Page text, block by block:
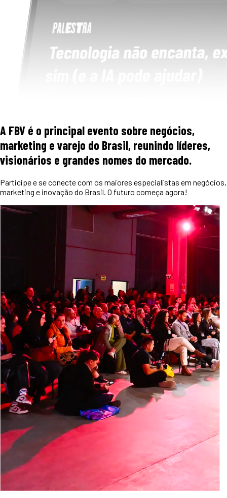
A FBV é o principal evento sobre negócios,
marketing e varejo do Brasil, reunindo líderes,
visionários e grandes nomes do mercado.
Participe e se conecte com os maiores especialistas em negócios,
marketing e inovação do Brasil. O futuro começa agora!